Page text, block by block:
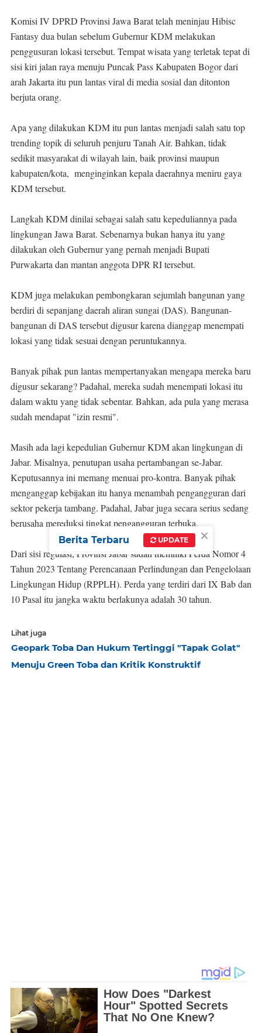
Komisi IV DPRD Provinsi Jawa Barat telah meninjau Hibisc
Fantasy dua bulan sebelum Gubernur KDM melakukan
penggusuran lokasi tersebut. Tempat wisata yang terletak tepat di
sisi kiri jalan raya menuju Puncak Pass Kabupaten Bogor dari
arah Jakarta itu pun lantas viral di media sosial dan ditonton
berjuta orang.
Apa yang dilakukan KDM itu pun lantas menjadi salah satu top
trending topik di seluruh penjuru Tanah Air. Bahkan, tidak
sedikit masyarakat di wilayah lain, baik provinsi maupun
kabupaten/kota, menginginkan kepala daerahnya meniru gaya
KDM tersebut.
Langkah KDM dinilai sebagai salah satu kepeduliannya pada
lingkungan Jawa Barat. Sebenarnya bukan hanya itu yang
dilakukan oleh Gubernur yang pernah menjadi Bupati
Purwakarta dan mantan anggota DPR RI tersebut.
KDM juga melakukan pembongkaran sejumlah bangunan yang
berdiri di sepanjang daerah aliran sungai (DAS). Bangunan-
bangunan di DAS tersebut digusur karena dianggap menempati
lokasi yang tidak sesuai dengan peruntukannya.
Banyak pihak pun lantas mempertanyakan mengapa mereka baru
digusur sekarang? Padahal, mereka sudah menempati lokasi itu
dalam waktu yang tidak sebentar. Bahkan, ada pula yang merasa
sudah mendapat "izin resmi".
Masih ada lagi kepedulian Gubernur KDM akan lingkungan di
Jabar. Misalnya, penutupan usaha pertambangan se-Jabar.
Keputusannya ini memang menuai pro-kontra. Banyak pihak
menganggap kebijakan itu hanya menambah pengangguran dari
sektor pekerja tambang. Padahal, Jabar juga secara serius sedang
berusaha mereduksi tingkat pengangguran terbuka.
Dari sisi regulasi, Provinsi Jabar sudah memiliki Perda Nomor 4
Tahun 2023 Tentang Perencanaan Perlindungan dan Pengelolaan
Lingkungan Hidup (RPPLH). Perda yang terdiri dari IX Bab dan
10 Pasal itu jangka waktu berlakunya adalah 30 tahun.
Lihat juga
Geopark Toba Dan Hukum Tertinggi "Tapak Golat"
Menuju Green Toba dan Kritik Konstruktif
×
Berita Terbaru UPDATE